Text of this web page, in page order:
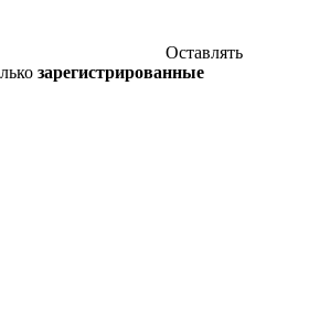
Оставлять
зарегистрированные